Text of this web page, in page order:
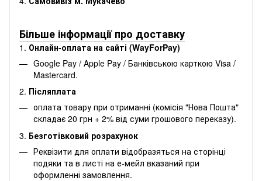
Більше інформації про доставку
1. Онлайн-оплата на сайті (WayForPay)
Google Pay / Apple Pay / Банківською карткою Visa /
Mastercard.
2. Післяплата
оплата товару при отриманні (комісія "Нова Пошта"
складає 20 грн + 2% від суми грошового переказу).
3. Безготівковий розрахунок
Реквізити для оплати відобразяться на сторінці
подяки та в листі на е-мейл вказаний при
оформленні замовлення.